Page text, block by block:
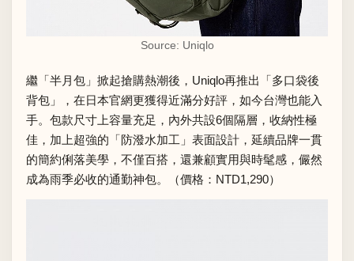
Source: Uniqlo
繼「半月包」掀起搶購熱潮後，Uniqlo再推出「多口袋後
背包」，在日本官網更獲得近滿分好評，如今台灣也能入
手。包款尺寸上容量充足，內外共設6個隔層，收納性極
佳，加上超強的「防潑水加工」表面設計，延續品牌一貫
的簡約俐落美學，不僅百搭，還兼顧實用與時髦感，儼然
成為雨季必收的通勤神包。（價格：NTD1,290）